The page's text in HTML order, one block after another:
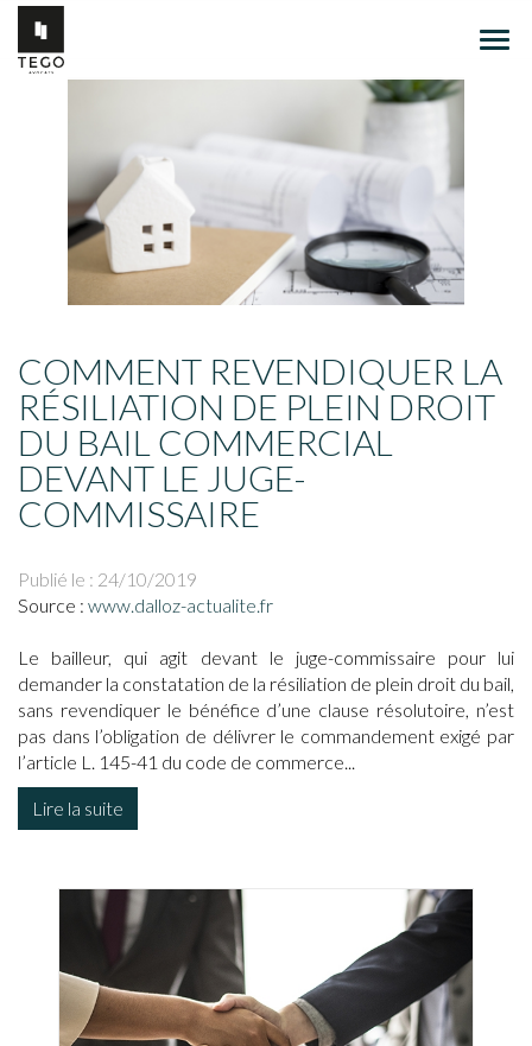
COMMENT REVENDIQUER LA
RÉSILIATION DE PLEIN DROIT
DU BAIL COMMERCIAL
DEVANT LE JUGE-
COMMISSAIRE
Publié le : 24/10/2019
Source : www.dalloz-actualite.fr
Le bailleur, qui agit devant le juge-commissaire pour lui
demander la constatation de la résiliation de plein droit du bail,
sans revendiquer le bénéfice d’une clause résolutoire, n’est
pas dans l’obligation de délivrer le commandement exigé par
l’article L. 145-41 du code de commerce...
Lire la suite